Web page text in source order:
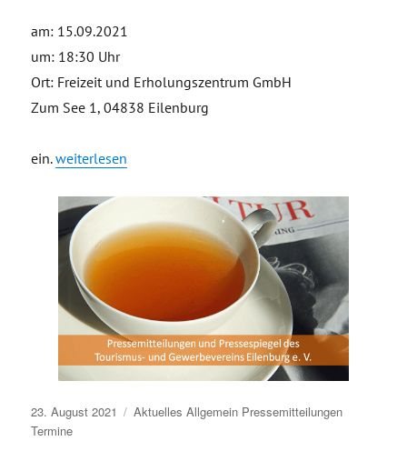
am: 15.09.2021
um: 18:30 Uhr
Ort: Freizeit und Erholungszentrum GmbH
Zum See 1, 04838 Eilenburg
ein.„Einladung Stammtisch des #TGVeb im September im
weiterlesen
Veröffentlicht
am
23. August 2021 Aktuelles Allgemein Pressemitteilungen
Termine